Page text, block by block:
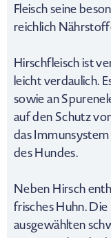
Fleisch seine
reichlich
Hirschfleisch ist
leicht verdaulich.
sowie an
auf den Schutz
das
des Hundes.
Neben Hirsch
frisches Huhn.
ausgewählten